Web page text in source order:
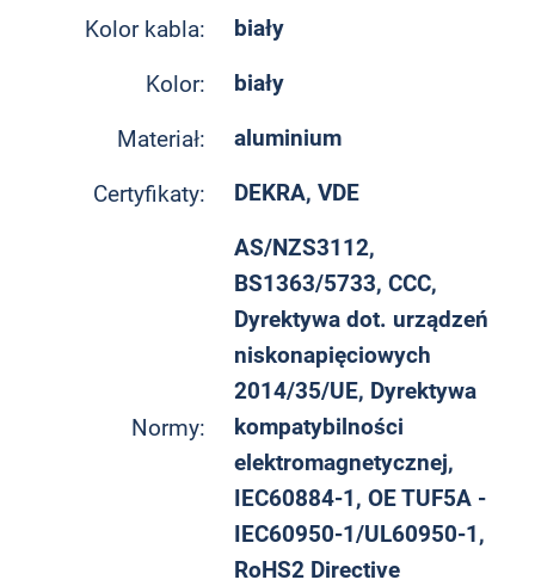
Kolor kabla: biały
Kolor: biały
Materiał: aluminium
Certyfikaty: DEKRA, VDE
Normy:
AS/NZS3112,
BS1363/5733, CCC,
Dyrektywa dot. urządzeń
niskonapięciowych
2014/35/UE, Dyrektywa
kompatybilności
elektromagnetycznej,
IEC60884-1, OE TUF5A -
IEC60950-1/UL60950-1,
RoHS2 Directive